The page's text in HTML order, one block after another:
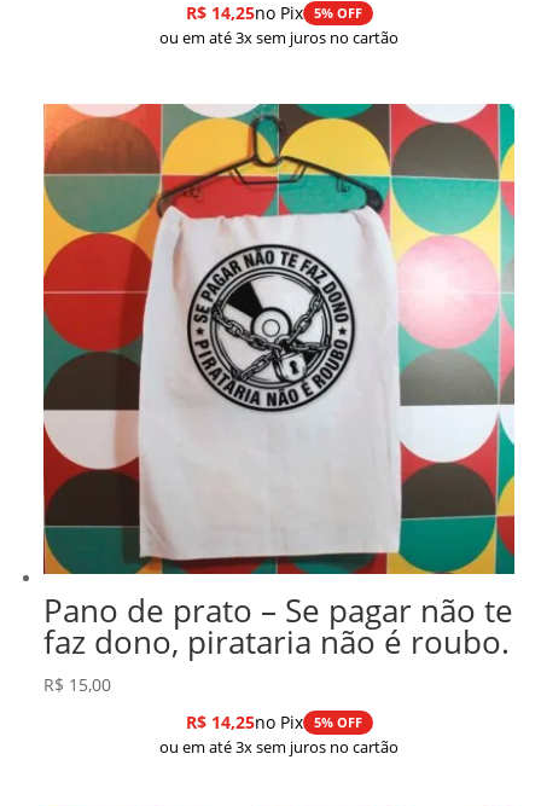
R$14,25no Pix 5% OFF
ou em até 3x sem juros no cartão
Pano de prato – Se pagar não te
faz dono, pirataria não é roubo.
R$ 15,00
R$14,25no Pix 5% OFF
ou em até 3x sem juros no cartão